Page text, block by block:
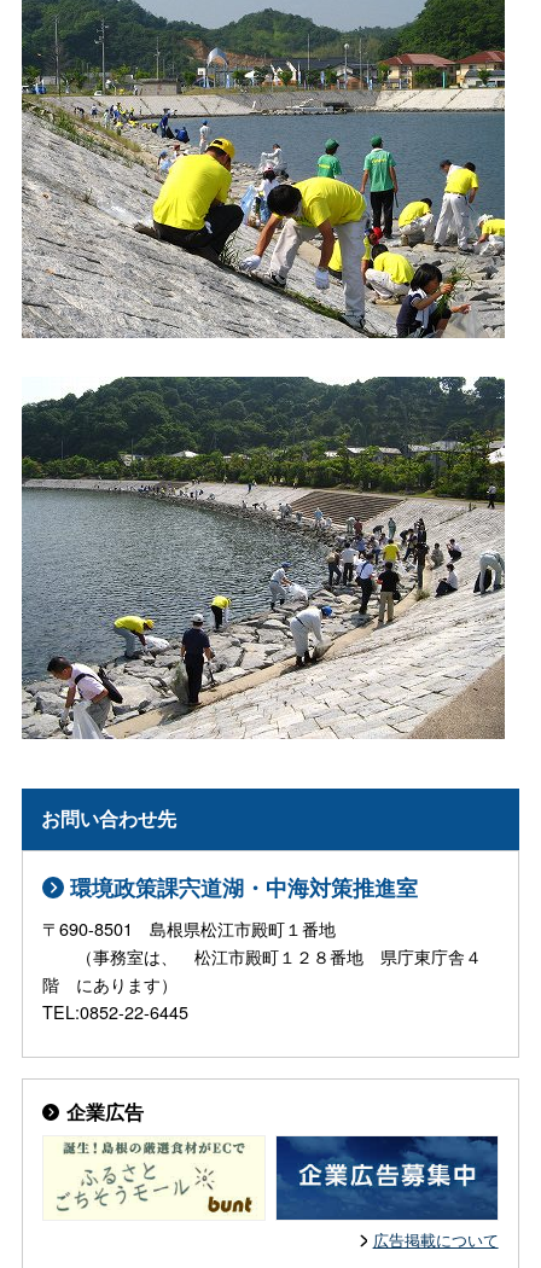
お問い合わせ先
環境政策課宍道湖・中海対策推進室
〒690-8501 島根県松江市殿町１番地
（事務室は、 松江市殿町１２８番地 県庁東庁舎４
階 にあります）
TEL:0852-22-6445
企業広告
広告掲載について